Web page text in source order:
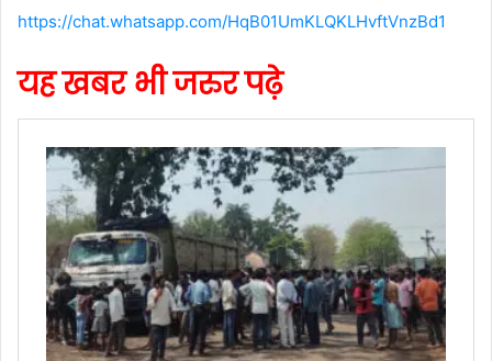
https://chat.whatsapp.com/HqB01UmKLQKLHvftVnzBd1
यह खबर भी जरुर पढ़े